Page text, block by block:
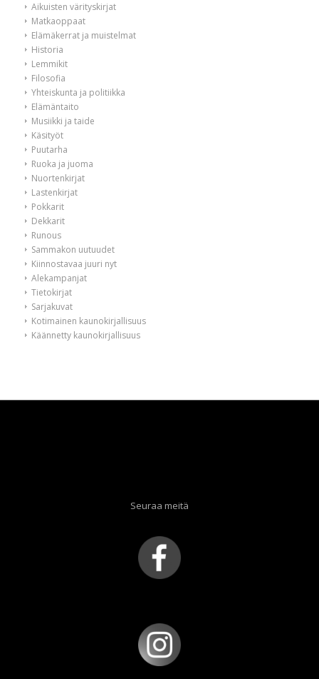
Aikuisten värityskirjat
Matkaoppaat
Elämäkerrat ja muistelmat
Historia
Lemmikit
Filosofia
Yhteiskunta ja politiikka
Elämäntaito
Musiikki ja taide
Käsityöt
Puutarha
Ruoka ja juoma
Nuortenkirjat
Lastenkirjat
Pokkarit
Dekkarit
Runous
Sammakon uutuudet
Kiinnostavaa juuri nyt
Alekampanjat
Tietokirjat
Sarjakuvat
Kotimainen kaunokirjallisuus
Käännetty kaunokirjallisuus
Seuraa meitä